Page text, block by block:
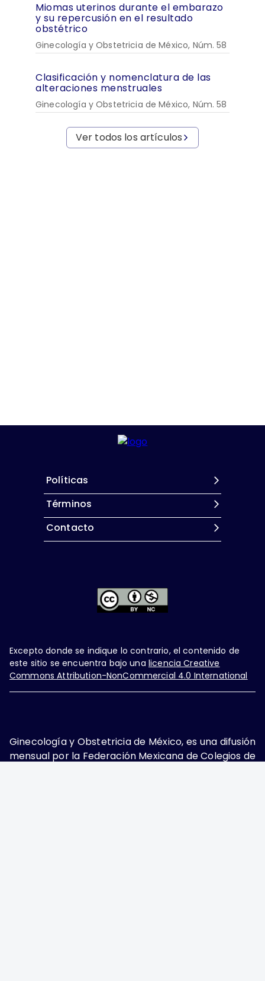
Miomas uterinos durante el embarazo
y su repercusión en el resultado
obstétrico
Ginecología y Obstetricia de México, Núm. 58
Clasificación y nomenclatura de las
alteraciones menstruales
Ginecología y Obstetricia de México, Núm. 58
Ver todos los artículos
Políticas
Términos
Contacto
Excepto donde se indique lo contrario, el contenido de
este sitio se encuentra bajo una licencia Creative
Commons Attribution-NonCommercial 4.0 International
Ginecología y Obstetricia de México, es una difusión
mensual por la Federación Mexicana de Colegios de